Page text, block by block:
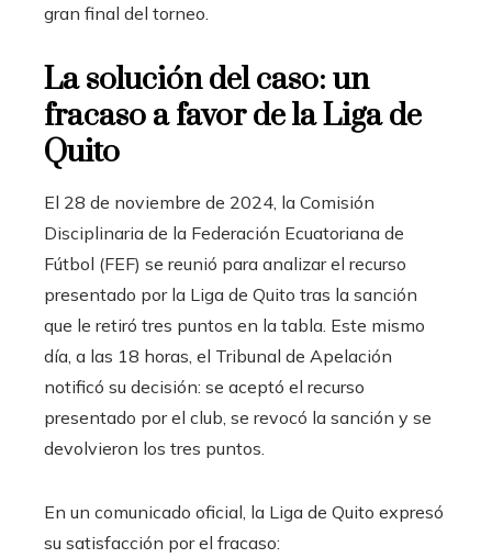
gran final del torneo.
La solución del caso: un
fracaso a favor de la Liga de
Quito
El 28 de noviembre de 2024, la Comisión
Disciplinaria de la Federación Ecuatoriana de
Fútbol (FEF) se reunió para analizar el recurso
presentado por la Liga de Quito tras la sanción
que le retiró tres puntos en la tabla. Este mismo
día, a las 18 horas, el Tribunal de Apelación
notificó su decisión: se aceptó el recurso
presentado por el club, se revocó la sanción y se
devolvieron los tres puntos.
En un comunicado oficial, la Liga de Quito expresó
su satisfacción por el fracaso: